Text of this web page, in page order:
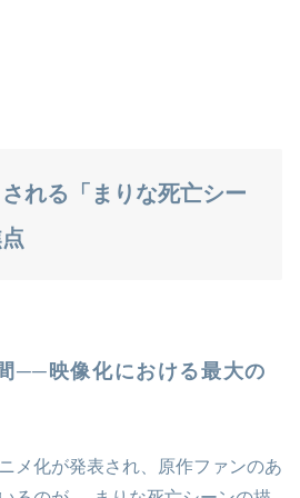
れる「まりな死亡シー
──映像化における最大の
メ化が発表され、原作ファンのあ